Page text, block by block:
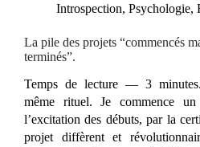
Introspection, Psychologie,
La pile des projets “commencés
terminés”.
Temps de lecture — 3
même rituel. Je commence
l’excitation des débuts, par la
projet diffèrent et